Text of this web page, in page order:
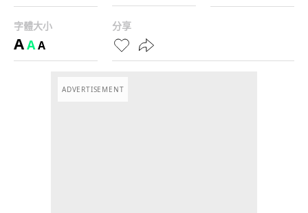
字體大小
AAA
分享
ADVERTISEMENT